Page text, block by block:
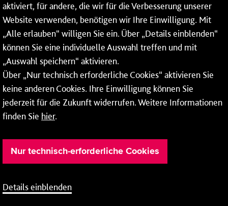
* Montags bis freitags bis 7 und ab 18 Uhr sowie an
Wochenenden und Feiertagen ganztags werden Ihre
Anrufe je nach Themenauswahl an ein Callcenter des
RMV oder von nextbike weitergeleitet. Dort erhalten Sie
ausschließlich Auskünfte zum Fahrplan bzw. zu
meinRad.
aktiviert, für andere, die wir für die Verbesserung unserer
Website verwenden, benötigen wir Ihre Einwilligung. Mit
„Alle erlauben“ willigen Sie ein. Über „Details einblenden“
können Sie eine individuelle Auswahl treffen und mit
„Auswahl speichern“ aktivieren.
Über „Nur technisch erforderliche Cookies“ aktivieren Sie
keine anderen Cookies. Ihre Einwilligung können Sie
jederzeit für die Zukunft widerrufen. Weitere Informationen
finden Sie hier.
Nur technisch-erforderliche Cookies
Details einblenden